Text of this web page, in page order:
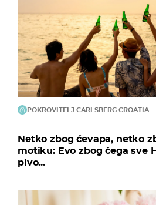
POKROVITELJ CARLSBERG CROATIA
Netko zbog ćevapa, netko
motiku: Evo zbog čega sve
pivo...